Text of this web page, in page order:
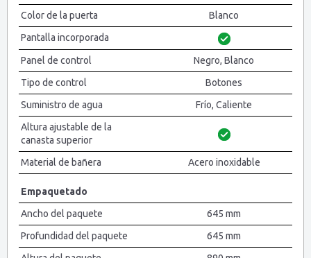
Color de la puerta
Blanco
Pantalla incorporada
Panel de control
Negro, Blanco
Tipo de control
Botones
Suministro de agua
Frío, Caliente
Altura ajustable de la
canasta superior
Material de bañera
Acero inoxidable
Empaquetado
Ancho del paquete
645 mm
Profundidad del paquete
645 mm